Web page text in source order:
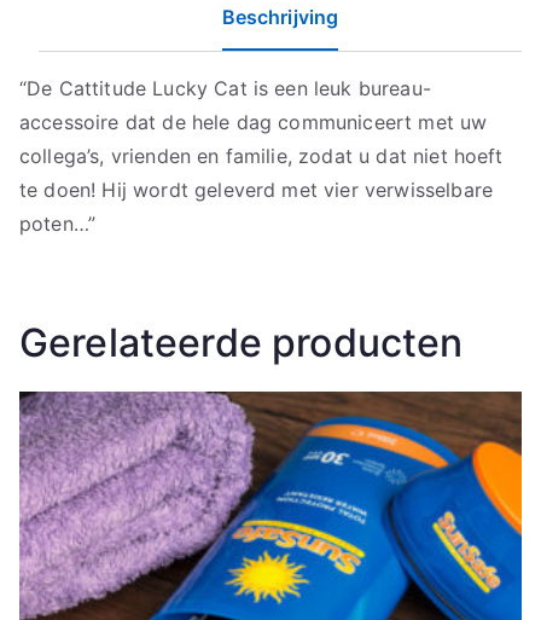
Beschrijving
“De Cattitude Lucky Cat is een leuk bureau-
accessoire dat de hele dag communiceert met uw
collega’s, vrienden en familie, zodat u dat niet hoeft
te doen! Hij wordt geleverd met vier verwisselbare
poten…”
Gerelateerde producten